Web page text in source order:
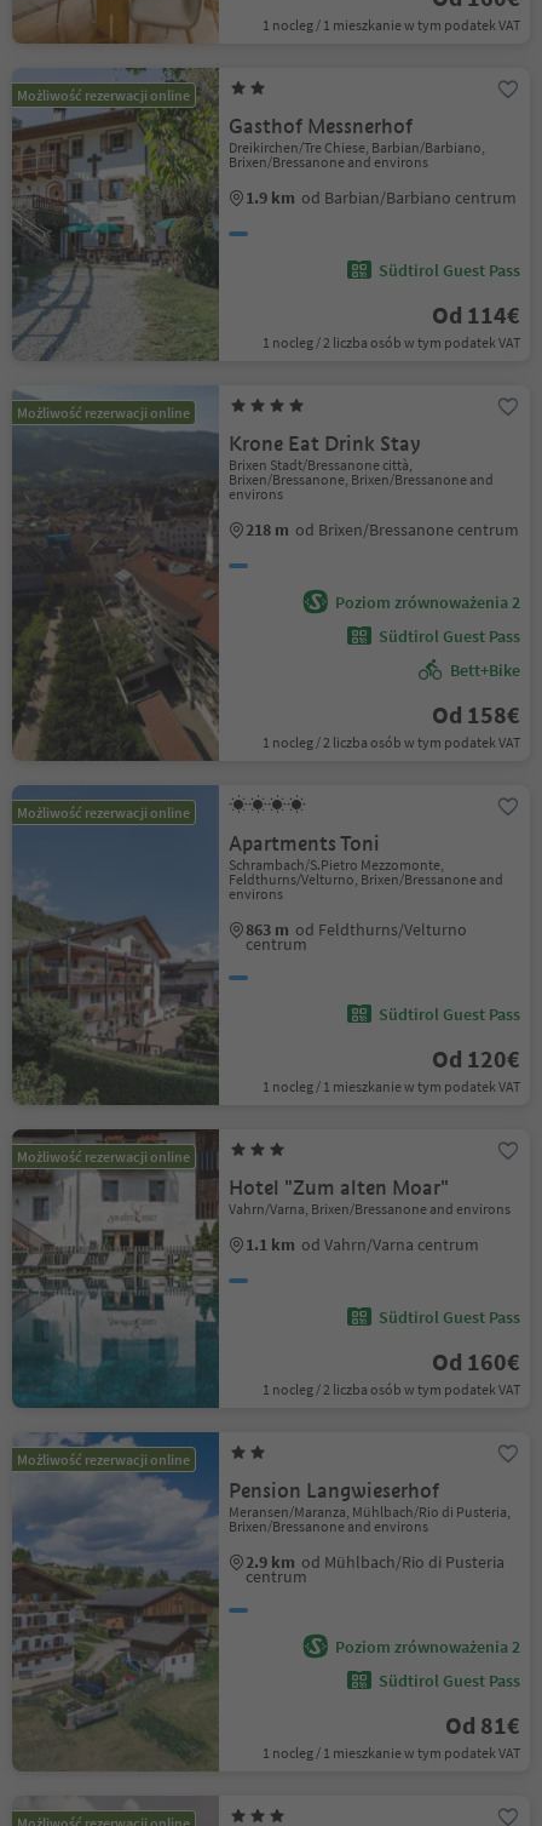
1 nocleg / 1 mieszkanie w tym podatek VAT
Możliwość rezerwacji online
Gasthof Messnerhof
Dreikirchen/Tre Chiese, Barbian/Barbiano,
Brixen/Bressanone and environs
1.9 km od Barbian/Barbiano centrum
Südtirol Guest Pass
Od 114€
1 nocleg / 2 liczba osób w tym podatek VAT
Możliwość rezerwacji online
Krone Eat Drink Stay
Brixen Stadt/Bressanone città,
Brixen/Bressanone, Brixen/Bressanone and
environs
218 m od Brixen/Bressanone centrum
Poziom zrównoważenia 2
Südtirol Guest Pass
Bett+Bike
Od 158€
1 nocleg / 2 liczba osób w tym podatek VAT
Możliwość rezerwacji online
Apartments Toni
Schrambach/S.Pietro Mezzomonte,
Feldthurns/Velturno, Brixen/Bressanone and
environs
863 m od Feldthurns/Velturno
centrum
Südtirol Guest Pass
Od 120€
1 nocleg / 1 mieszkanie w tym podatek VAT
Możliwość rezerwacji online
Hotel "Zum alten Moar"
Vahrn/Varna, Brixen/Bressanone and environs
1.1 km od Vahrn/Varna centrum
Südtirol Guest Pass
Od 160€
1 nocleg / 2 liczba osób w tym podatek VAT
Możliwość rezerwacji online
Pension Langwieserhof
Meransen/Maranza, Mühlbach/Rio di Pusteria,
Brixen/Bressanone and environs
2.9 km od Mühlbach/Rio di Pusteria
centrum
Poziom zrównoważenia 2
Südtirol Guest Pass
Od 81€
1 nocleg / 1 mieszkanie w tym podatek VAT